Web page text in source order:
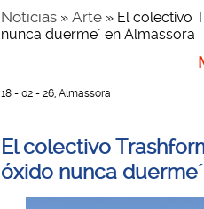
Noticias» Arte» El colectivo
nunca duerme´ en Almassora
18 - 02 - 26, Almassora
El colectivo
óxido nunca